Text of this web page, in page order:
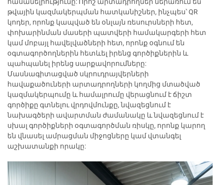
թվային կազմակերպման հատկանիշներ, ինչպես՝ QR
կոդեր, որոնք կապված են օնլայն ռեսուրսների հետ,
փոխարինման մասերի պատվերի համակարգերի հետ
կամ մոբայլ հավելվածների հետ, որոնք օգնում են
օգտագործողներին հետևել իրենց գործիքներին և
պահպանել իրենց սարքավորումները:
Մասնագիտացված սկրուդրայվերների
հավաքածուների արտադրողների կողմից մտածված
կազմակերպումը և համալրումը վերացնում է ճիշտ
գործիքը գտնելու վրդովմունքը, նվազեցնում է
նախագծերի ավարտման ժամանակը և նվազեցնում է
սխալ գործիքների օգտագործման ռիսկը, որոնք կարող
են վնասել ամրացման միջոցները կամ վտանգել
աշխատանքի որակը: